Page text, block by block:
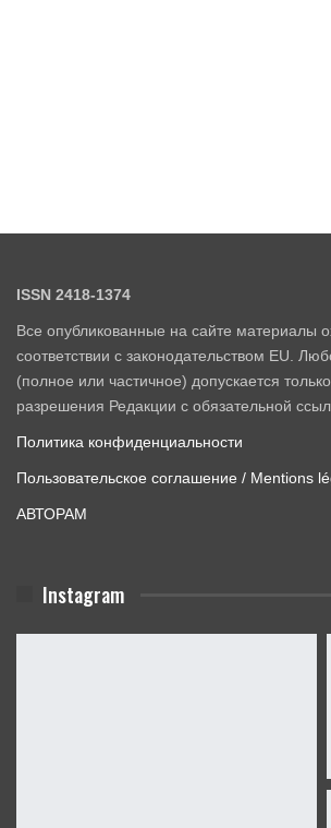
ISSN 2418-1374
Все опубликованные на сайте материалы
соответствии с законодательством EU.
(полное или частичное) допускается
разрешения Редакции с обязательной
Политика конфиденциальности
Пользовательское соглашение / Mentions
АВТОРАМ
Instagram